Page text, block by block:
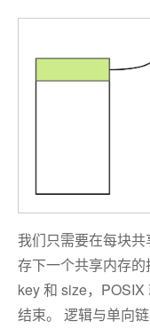
我们只需要在每块
存下一个共享内存
key 和 size，
结束。 逻辑与单向